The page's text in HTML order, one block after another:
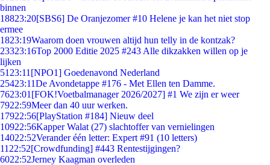
binnen
18823:20[SBS6] De Oranjezomer #10 Helene je kan het niet stop
ermee
1823:19Waarom doen vrouwen altijd hun telly in de kontzak?
23323:16Top 2000 Editie 2025 #243 Alle dikzakken willen op je
lijken
51 23:11 [NPO1] Goedenavond Nederland
25423:11De Avondetappe #176 - Met Ellen ten Damme.
7623:01 [FOK!Voetbalmanager 2026/2027] #1 We zijn er weer
7922:59Meer dan 40 uur werken.
17922:56[PlayStation #184] Nieuw deel
10922:56Kapper Walat (27) slachtoffer van vernielingen
14022:52Verander één letter: Expert #91 (10 letters)
11 22:52[Crowdfunding] #443 Rentestijgingen?
6022:52Jerney Kaagman overleden